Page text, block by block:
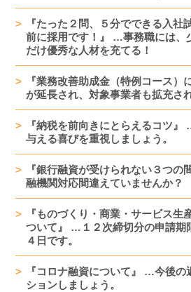
『たった２問、５分でできる入
前に採用です！』 …事務職には、
だけ優秀な人材を充てる！
『業務改善助成金（特例コース
が延長され、対象事業者も拡充さ
『納税を前向きにとらえるコツ
与える喜びを重視しましょう。
『銀行融資が受けられない３つ
融機関対応間違えていませんか？
『ものづくり・商業・サービス生
ついて』 …１２次締切分の申請期
４日です。
『コロナ融資について』 …今後の
ションしましょう。